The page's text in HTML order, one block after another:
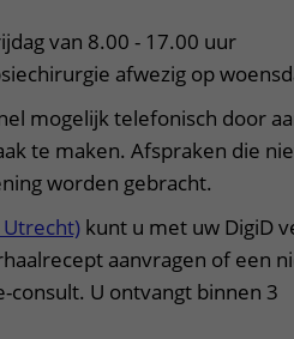
van 8.00 - 17.00 uur
afwezig op
mogelijk telefonisch door
te maken. Afspraken die
worden gebracht.
kunt u met uw DigiD
aanvragen of een
consult. U ontvangt binnen 3